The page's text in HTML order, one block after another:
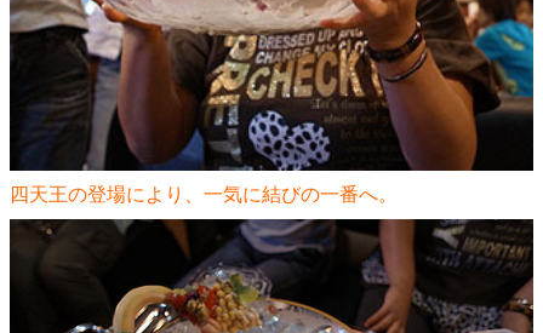
四天王の登場により、一気に結びの一番へ。